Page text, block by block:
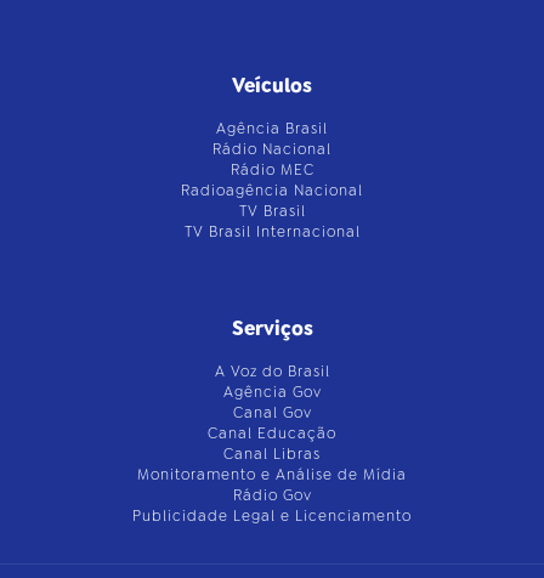
Veículos
Agência Brasil
Rádio Nacional
Rádio MEC
Radioagência Nacional
TV Brasil
TV Brasil Internacional
Serviços
A Voz do Brasil
Agência Gov
Canal Gov
Canal Educação
Canal Libras
Monitoramento e Análise de Mídia
Rádio Gov
Publicidade Legal e Licenciamento